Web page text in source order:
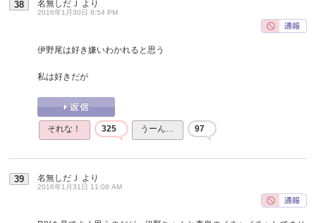
38 名無しだＪ より
2016年1月30日 8:54 PM
伊野尾は好き嫌いわかれると思う
私は好きだが
それな！ 325 うーん… 97
39 名無しだＪ より
2016年1月31日 11:08 AM